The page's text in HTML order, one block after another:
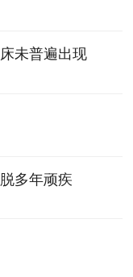
未普遍出现
多年顽疾